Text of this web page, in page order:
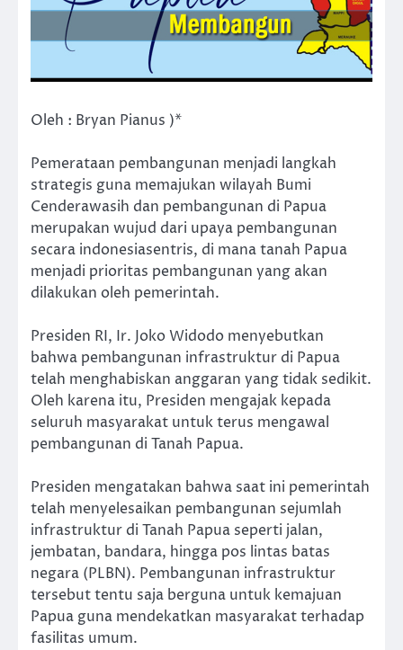
Oleh : Bryan Pianus )*
Pemerataan pembangunan menjadi langkah
strategis guna memajukan wilayah Bumi
Cenderawasih dan pembangunan di Papua
merupakan wujud dari upaya pembangunan
secara indonesiasentris, di mana tanah Papua
menjadi prioritas pembangunan yang akan
dilakukan oleh pemerintah.
Presiden RI, Ir. Joko Widodo menyebutkan
bahwa pembangunan infrastruktur di Papua
telah menghabiskan anggaran yang tidak sedikit.
Oleh karena itu, Presiden mengajak kepada
seluruh masyarakat untuk terus mengawal
pembangunan di Tanah Papua.
Presiden mengatakan bahwa saat ini pemerintah
telah menyelesaikan pembangunan sejumlah
infrastruktur di Tanah Papua seperti jalan,
jembatan, bandara, hingga pos lintas batas
negara (PLBN). Pembangunan infrastruktur
tersebut tentu saja berguna untuk kemajuan
Papua guna mendekatkan masyarakat terhadap
fasilitas umum.